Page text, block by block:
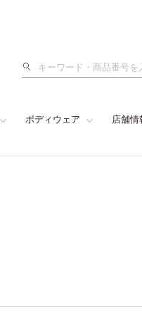
検
ボディウェア 店舗情